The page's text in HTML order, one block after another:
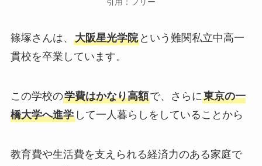
篠塚さんは、 大阪星光学院という難関私立中高一
貫校を卒業しています。
この学校の学費はかなり高額で、さらに東京の一
橋大学へ進学して一人暮らしをしていることから
教育費や生活費を支えられる経済力のある家庭で